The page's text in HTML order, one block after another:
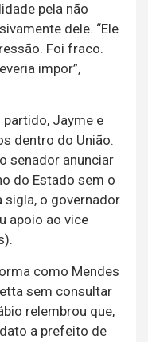
pela não
dele. “Ele
Foi fraco.
impor”,
Jayme e
dentro do União.
senador anunciar
do Estado sem o
sigla, o governador
apoio ao vice
como Mendes
sem consultar
relembrou que,
a prefeito de